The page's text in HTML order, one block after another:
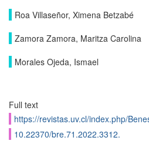
Roa Villaseñor, Ximena Betzabé
Zamora Zamora, Maritza Carolina
Morales Ojeda, Ismael
Full text
https://revistas.uv.cl/index.php/
10.22370/bre.71.2022.3312.